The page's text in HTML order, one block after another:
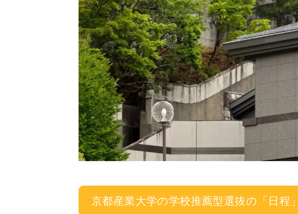
京都産業大学の学校推薦型選抜の「日程」